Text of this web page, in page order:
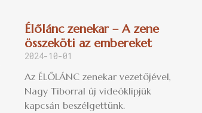
Élőlánc zenekar – A zene
összeköti az embereket
2024-10-01
Az ÉLŐLÁNC zenekar vezetőjével,
Nagy Tiborral új videóklipjük
kapcsán beszélgettünk.